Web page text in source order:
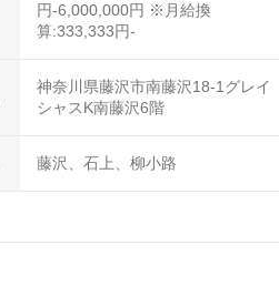
円-6,000,000円 ※月給換
算:333,333円-
神奈川県藤沢市南藤沢18-1グレイ
シャスK南藤沢6階
藤沢、石上、柳小路